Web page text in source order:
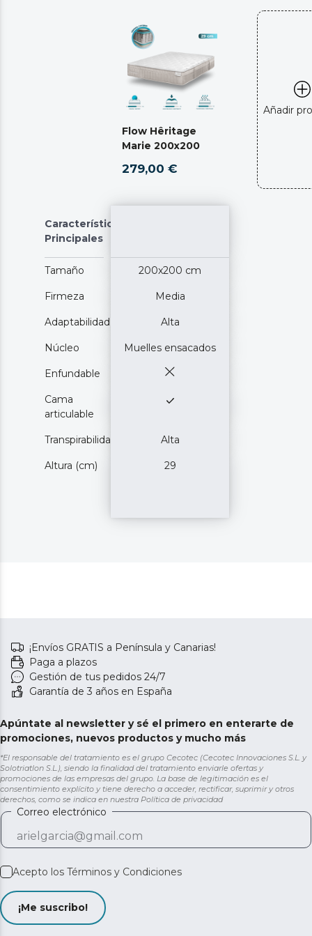
Flow Hêritage
Marie 200x200
279,00 €
Añadir
Características
Principales
Tamaño 200x200 cm
Firmeza Media
Adaptabilidad Alta
Núcleo Muelles ensacados
Enfundable
Cama
articulable
Transpirabilidad Alta
Altura (cm) 29
¡Envíos GRATIS a Península y Canarias!
Paga a plazos
Gestión de tus pedidos 24/7
Garantía de 3 años en España
Apúntate al newsletter y sé el primero en enterarte de
promociones, nuevos productos y mucho más
*El responsable del tratamiento es el grupo Cecotec (Cecotec Innovaciones S.L. y
Solotriatlon S.L.), siendo la finalidad del tratamiento enviarle ofertas y
promociones de las empresas del grupo. La base de legitimación es el
consentimiento explícito y tiene derecho a acceder, rectificar, suprimir y otros
derechos, como se indica en nuestra Política de privacidad
Correo electrónico
Acepto los Términos y Condiciones
¡Me suscribo!